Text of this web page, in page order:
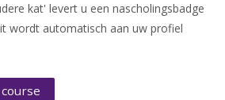
kat' levert u een nascholingsbadge
wordt automatisch aan uw profiel